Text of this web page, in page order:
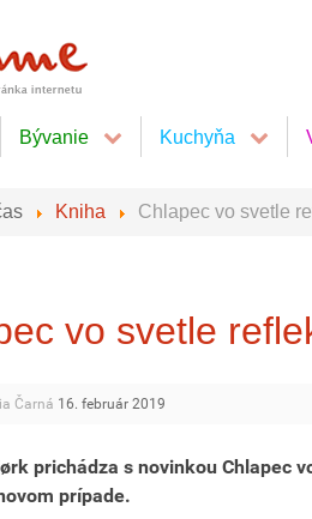
Bývanie Kuchyňa
Kniha Chlapec vo svetle
vo svetle
Čarná 16. február 2019
prichádza s novinkou Chlapec
prípade.